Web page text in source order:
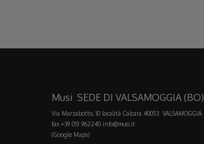
Musi SEDE DI VALSAMOGGIA (BO)
Via Marzabotto, 10 località Calcara 40053 VALSAMOGGIA
fax +39 051 962240 info@musi.it
(Google Maps)